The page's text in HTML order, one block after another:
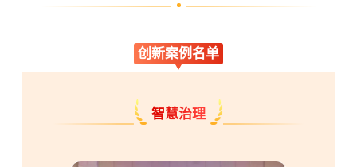
创新案例名单
智慧治理